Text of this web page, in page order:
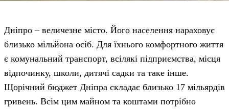
Дніпро – величезне місто. Його населення нараховує
близько мільйона осіб. Для їхнього комфортного життя
є комунальний транспорт, всілякі підприємства, місця
відпочинку, школи, дитячі садки та таке інше.
Щорічний бюджет Дніпра складає близько 17 мільярдів
гривень. Всім цим майном та коштами потрібно